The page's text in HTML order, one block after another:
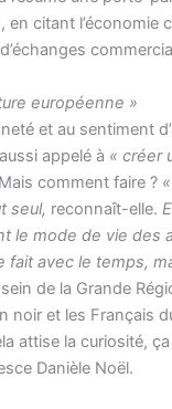
en citant l’économie
européenne »
et au sentiment
appelé à « créer
Mais comment faire ?
seul, reconnaît-elle.
le mode de vie des
avec le temps,
de la Grande
noir et les Français
attise la curiosité, ça
Danièle Noël.